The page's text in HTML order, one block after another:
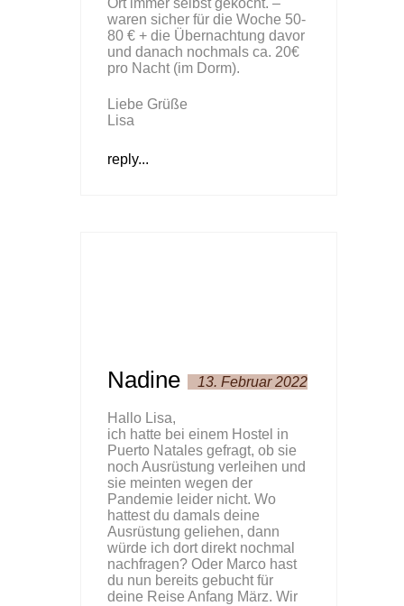
waren sicher für die Woche 50-
80 € + die Übernachtung davor
und danach nochmals ca. 20€
pro Nacht (im Dorm).
Liebe Grüße
Lisa
reply...
Nadine 13. Februar 2022
Hallo Lisa,
ich hatte bei einem Hostel in
Puerto Natales gefragt, ob sie
noch Ausrüstung verleihen und
sie meinten wegen der
Pandemie leider nicht. Wo
hattest du damals deine
Ausrüstung geliehen, dann
würde ich dort direkt nochmal
nachfragen? Oder Marco hast
du nun bereits gebucht für
deine Reise Anfang März. Wir